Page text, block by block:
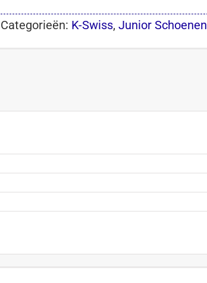
Categorieën: K-Swiss,Junior Schoenen